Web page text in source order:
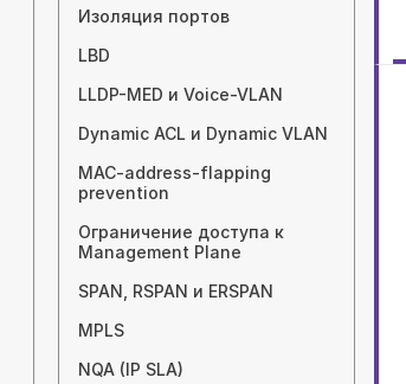
Изоляция портов
LBD
LLDP-MED и Voice-VLAN
Dynamic ACL и Dynamic VLAN
MAC-address-flapping
prevention
Ограничение доступа к
Management Plane
SPAN, RSPAN и ERSPAN
MPLS
NQA (IP SLA)